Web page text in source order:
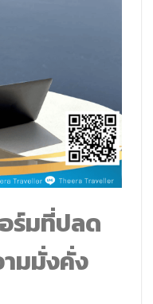
ร์มที่ปลด
มมั่งคั่ง